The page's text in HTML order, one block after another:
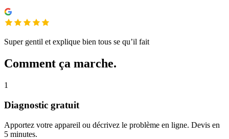
Super gentil et explique bien tous se qu’il fait
Comment ça marche.
1
Diagnostic gratuit
Apportez votre appareil ou décrivez le problème en ligne. Devis en
5 minutes.